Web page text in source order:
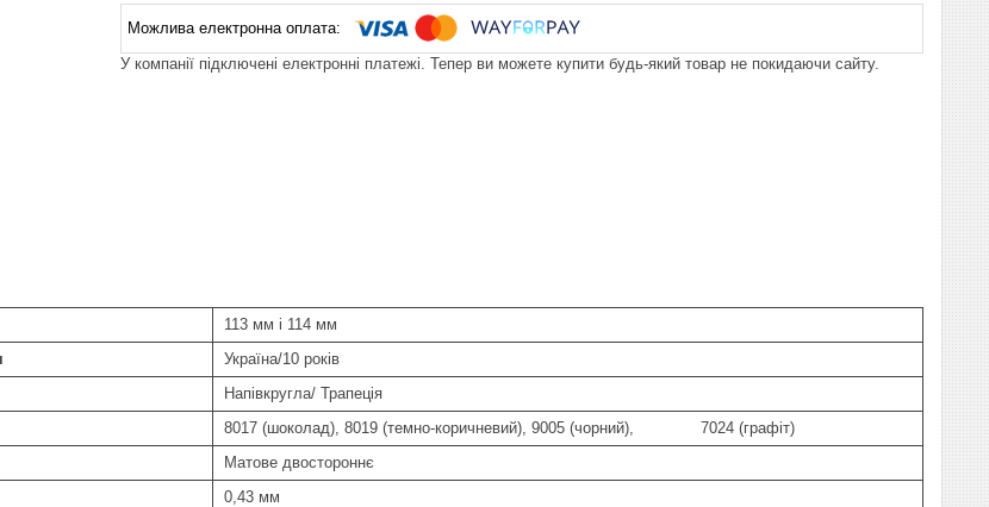
У компанії підключені електронні платежі. Тепер ви можете купити будь-який товар не покидаючи сайту.
113 мм і 114 мм
Україна/10 років
Напівкругла/ Трапеція
8017 (шоколад), 8019 (темно-коричневий), 9005 (чорний), 7024 (графіт)
Матове двостороннє
0,43 мм